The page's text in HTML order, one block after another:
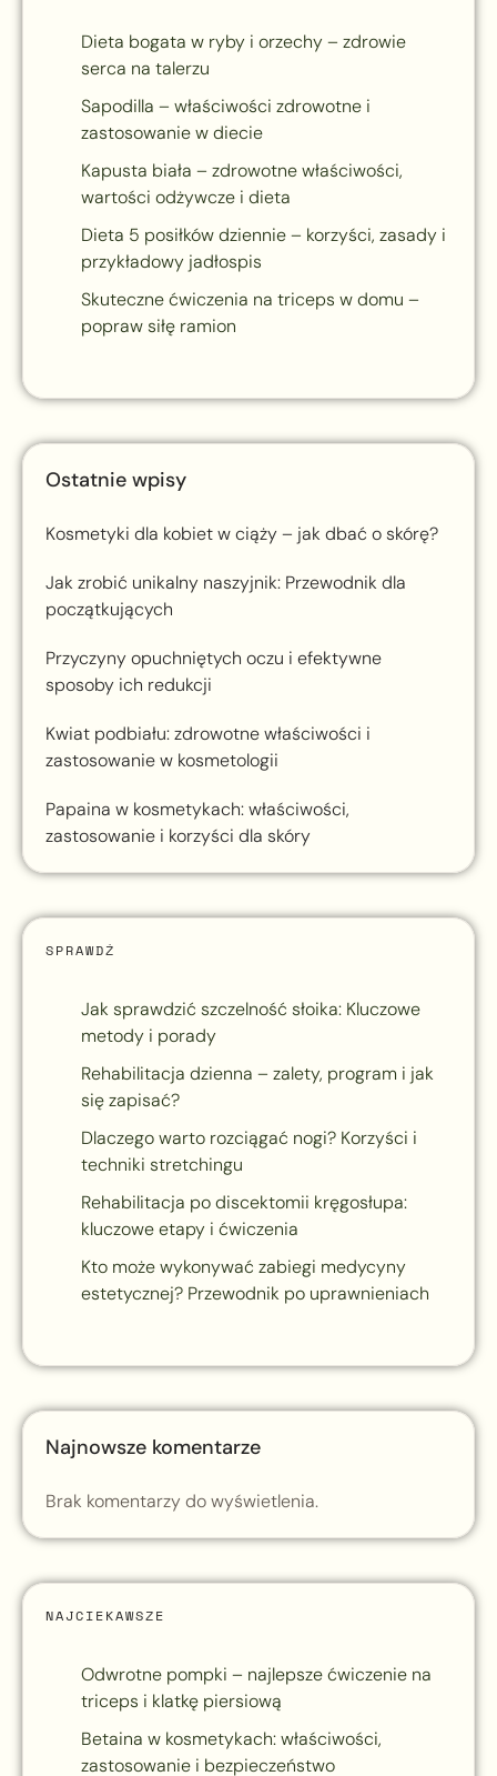
Dieta bogata w ryby i orzechy – zdrowie
serca na talerzu
Sapodilla – właściwości zdrowotne i
zastosowanie w diecie
Kapusta biała – zdrowotne właściwości,
wartości odżywcze i dieta
Dieta 5 posiłków dziennie – korzyści, zasady i
przykładowy jadłospis
Skuteczne ćwiczenia na triceps w domu –
popraw siłę ramion
Ostatnie wpisy
Kosmetyki dla kobiet w ciąży – jak dbać o skórę?
Jak zrobić unikalny naszyjnik: Przewodnik dla
początkujących
Przyczyny opuchniętych oczu i efektywne
sposoby ich redukcji
Kwiat podbiału: zdrowotne właściwości i
zastosowanie w kosmetologii
Papaina w kosmetykach: właściwości,
zastosowanie i korzyści dla skóry
SPRAWDŹ
Jak sprawdzić szczelność słoika: Kluczowe
metody i porady
Rehabilitacja dzienna – zalety, program i jak
się zapisać?
Dlaczego warto rozciągać nogi? Korzyści i
techniki stretchingu
Rehabilitacja po discektomii kręgosłupa:
kluczowe etapy i ćwiczenia
Kto może wykonywać zabiegi medycyny
estetycznej? Przewodnik po uprawnieniach
Najnowsze komentarze
Brak komentarzy do wyświetlenia.
NAJCIEKAWSZE
Odwrotne pompki – najlepsze ćwiczenie na
triceps i klatkę piersiową
Betaina w kosmetykach: właściwości,
zastosowanie i bezpieczeństwo